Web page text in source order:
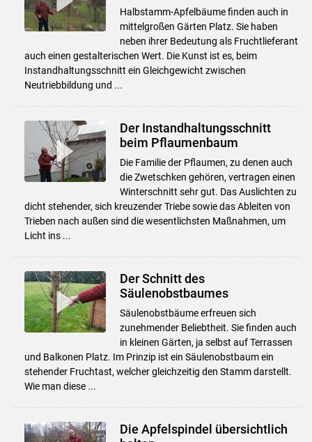
Halbstamm-Apfelbäume finden auch in
mittelgroßen Gärten Platz. Sie haben
neben ihrer Bedeutung als Fruchtlieferant
auch einen gestalterischen Wert. Die Kunst ist es, beim
Instandhaltungsschnitt ein Gleichgewicht zwischen
Neutriebbildung und ...
Der Instandhaltungsschnitt
beim Pflaumenbaum
Die Familie der Pflaumen, zu denen auch
die Zwetschken gehören, vertragen einen
Winterschnitt sehr gut. Das Auslichten zu
dicht stehender, sich kreuzender Triebe sowie das Ableiten von
Trieben nach außen sind die wesentlichsten Maßnahmen, um
Licht ins ...
Der Schnitt des
Säulenobstbaumes
Säulenobstbäume erfreuen sich
zunehmender Beliebtheit. Sie finden auch
in kleinen Gärten, ja selbst auf Terrassen
und Balkonen Platz. Im Prinzip ist ein Säulenobstbaum ein
stehender Fruchtast, welcher gleichzeitig den Stamm darstellt.
Wie man diese ...
Die Apfelspindel übersichtlich